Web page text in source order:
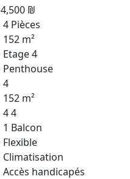
4,500 ₪
4 Pièces
152 m²
Etage 4
Penthouse
4
152 m²
4 4
1 Balcon
Flexible
Climatisation
Accès handicapés